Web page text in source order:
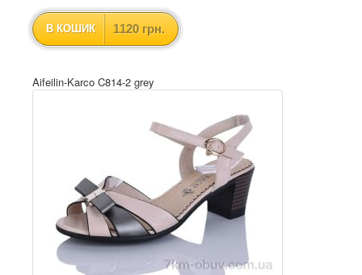
В КОШИК 1120 грн.
Aifeilin-Karco C814-2 grey